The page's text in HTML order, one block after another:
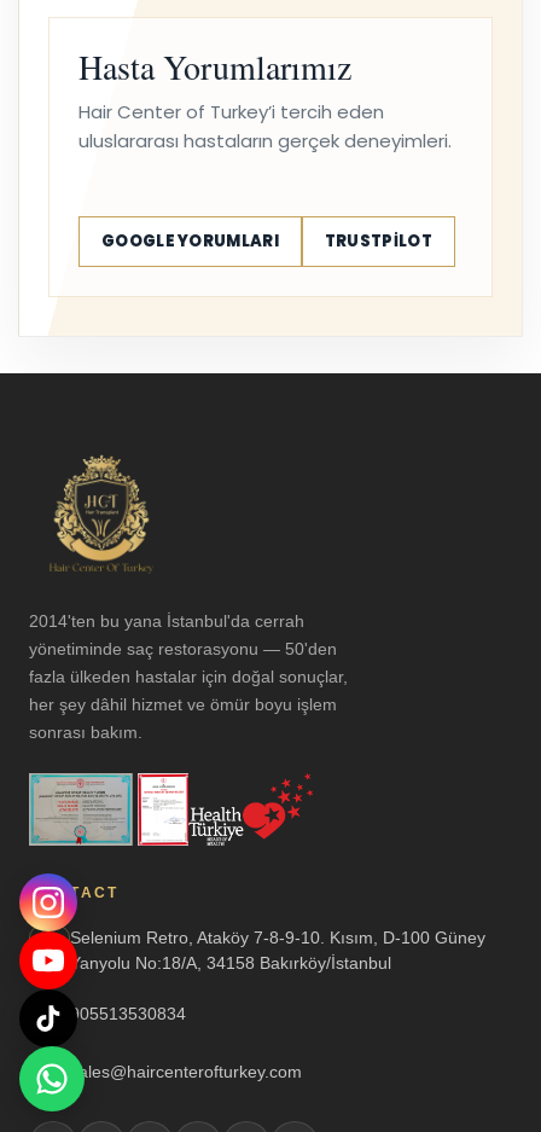
Hasta Yorumlarımız
Hair Center of Turkey’i tercih eden
uluslararası hastaların gerçek deneyimleri.
GOOGLE YORUMLARI TRUSTPILOT
2014'ten bu yana İstanbul'da cerrah
yönetiminde saç restorasyonu — 50'den
fazla ülkeden hastalar için doğal sonuçlar,
her şey dâhil hizmet ve ömür boyu işlem
sonrası bakım.
CONTACT
Selenium Retro, Ataköy 7-8-9-10. Kısım, D-100 Güney
Yanyolu No:18/A, 34158 Bakırköy/İstanbul
905513530834
sales@haircenterofturkey.com